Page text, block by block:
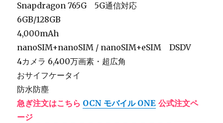
Snapdragon 765G 5G通信対応
6GB/128GB
4,000mAh
nanoSIM+nanoSIM / nanoSIM+eSIM DSDV
4カメラ 6,400万画素・超広角
おサイフケータイ
防水防塵
急ぎ注文はこちら OCN モバイル ONE 公式注文ペ
ージ